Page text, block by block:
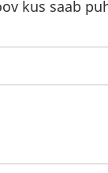
kus saab